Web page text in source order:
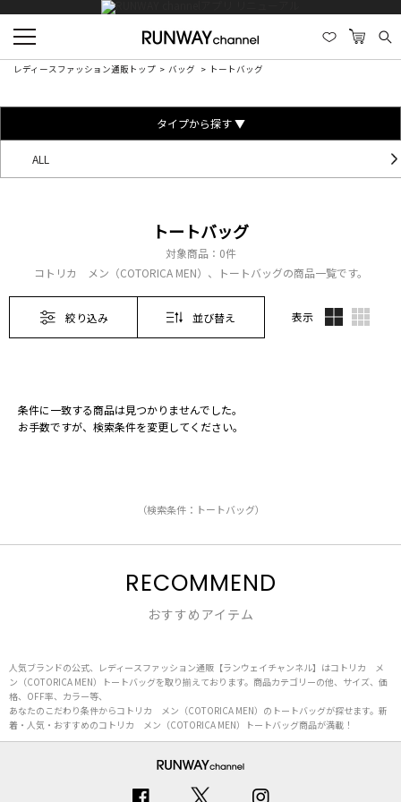
レディースファッション通販トップ バッグ トートバッグ
タイプから探す ▼
ALL
トートバッグ
対象商品： 0件
コトリカ メン（COTORICA MEN）、トートバッグの商品一覧です。
絞り込み 並び替え 表示
条件に一致する商品は見つかりませんでした。
お手数ですが、検索条件を変更してください。
（検索条件：トートバッグ）
RECOMMEND
おすすめアイテム
人気ブランドの公式、レディースファッション通販【ランウェイチャンネル】はコトリカ メ
ン（COTORICA MEN）トートバッグを取り揃えております。商品カテゴリーの他、サイズ、価
格、OFF率、カラー等、
あなたのこだわり条件からコトリカ メン（COTORICA MEN）のトートバッグが探せます。新
着・人気・おすすめのコトリカ メン（COTORICA MEN）トートバッグ商品が満載！